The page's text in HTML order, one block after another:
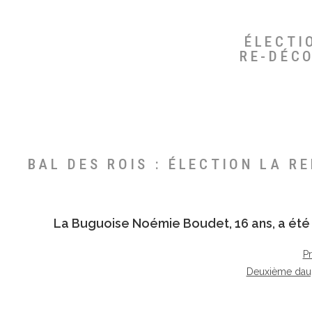
RE-
BAL DES ROIS : ÉLECTION LA
La Buguoise Noémie Boudet, 16 ans, a
Deuxième